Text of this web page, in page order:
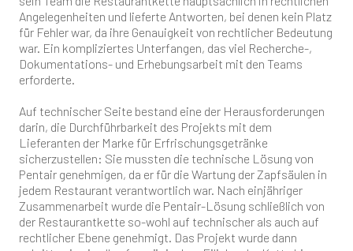
Angelegenheiten und lieferte Antworten, bei denen kein Platz
für Fehler war, da ihre Genauigkeit von rechtlicher Bedeutung
war. Ein kompliziertes Unterfangen, das viel Recherche-,
Dokumentations- und Erhebungsarbeit mit den Teams
erforderte.
Auf technischer Seite bestand eine der Herausforderungen
darin, die Durchführbarkeit des Projekts mit dem
Lieferanten der Marke für Erfrischungsgetränke
sicherzustellen: Sie mussten die technische Lösung von
Pentair genehmigen, da er für die Wartung der Zapfsäulen in
jedem Restaurant verantwortlich war. Nach einjähriger
Zusammenarbeit wurde die Pentair-Lösung schließlich von
der Restaurantkette so-wohl auf technischer als auch auf
rechtlicher Ebene genehmigt. Das Projekt wurde dann